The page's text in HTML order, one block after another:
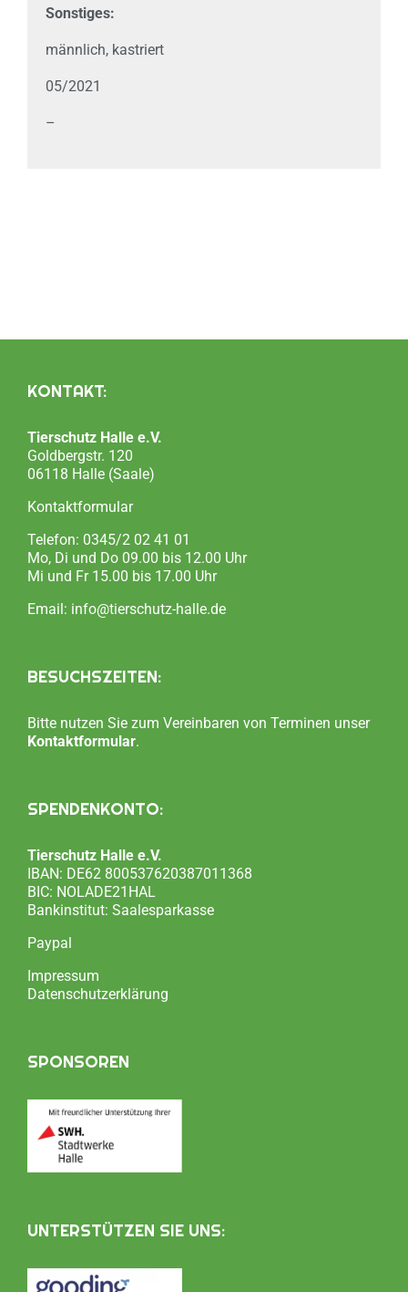
Sonstiges:
männlich, kastriert
05/2021
–
KONTAKT:
Tierschutz Halle e.V.
Goldbergstr. 120
06118 Halle (Saale)
Kontaktformular
Telefon: 0345/2 02 41 01
Mo, Di und Do 09.00 bis 12.00 Uhr
Mi und Fr 15.00 bis 17.00 Uhr
Email: info@tierschutz-halle.de
BESUCHSZEITEN:
Bitte nutzen Sie zum Vereinbaren von Terminen unser
Kontaktformular.
SPENDENKONTO:
Tierschutz Halle e.V.
IBAN: DE62 800537620387011368
BIC: NOLADE21HAL
Bankinstitut: Saalesparkasse
Paypal
Impressum
Datenschutzerklärung
SPONSOREN
UNTERSTÜTZEN SIE UNS: